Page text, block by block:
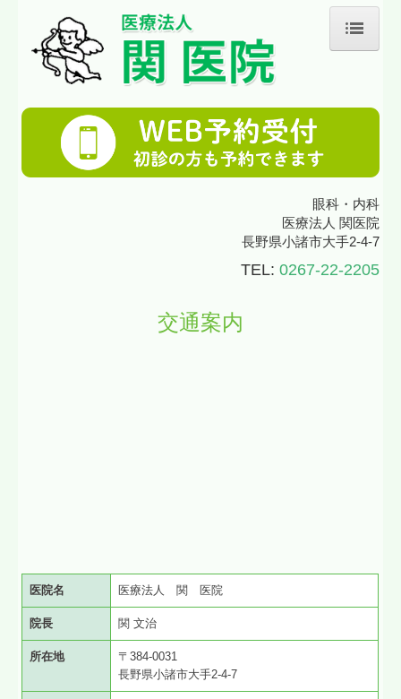
医師の紹介
診療のご案内
眼科・内科
医療法人 関医院
長野県小諸市大手2-4-7
TEL: 0267-22-2205
交通案内
医院名 医療法人 関 医院
院長 関 文治
所在地
〒384-0031
長野県小諸市大手2-4-7